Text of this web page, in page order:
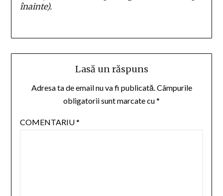
înainte).
Lasă un răspuns
Adresa ta de email nu va fi publicată.Câmpurile
obligatorii sunt marcate cu*
COMENTARIU*